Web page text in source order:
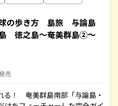
の歩き方 島旅 与論島
徳之島～奄美群島②～
売
る！ 奄美群島南部「与論島・